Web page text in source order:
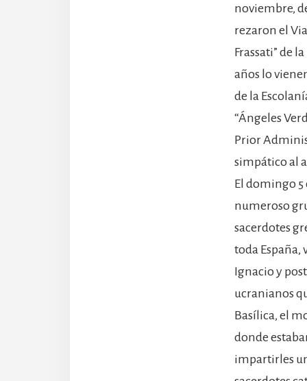
noviembre,
rezaron el
Frassati” de
años lo
de la
“Ángeles
Prior
simpático al
El domingo 5
numeroso
sacerdotes
toda España,
Ignacio y
ucranianos
Basílica, el
donde
impartirles